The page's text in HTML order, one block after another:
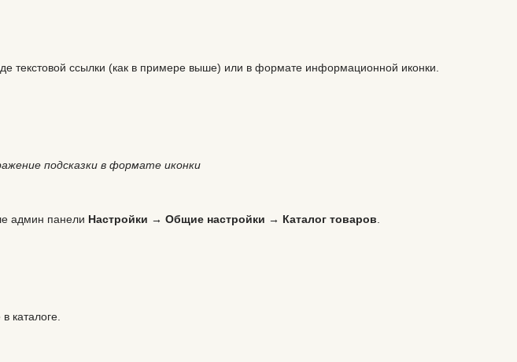
текстовой ссылки (как в примере выше) или в формате информационной иконки.
подсказки в формате иконки
админ панели Настройки → Общие настройки → Каталог товаров.
каталоге.